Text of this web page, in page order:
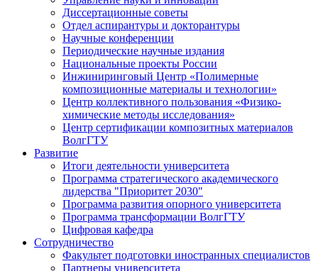
Диссертационные советы
Отдел аспирантуры и докторантуры
Научные конференции
Периодические научные издания
Национальные проекты России
Инжиниринговый Центр «Полимерные
композиционные материалы и технологии»
Центр коллективного пользования «Физико-
химические методы исследования»
Центр сертификации композитных материалов
ВолгГТУ
Развитие
Итоги деятельности университета
Программа стратегического академического
лидерства "Приоритет 2030"
Программа развития опорного университета
Программа трансформации ВолгГТУ
Цифровая кафедра
Сотрудничество
Факультет подготовки иностранных специалистов
Партнеры университета